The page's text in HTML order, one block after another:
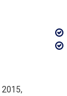
2015,